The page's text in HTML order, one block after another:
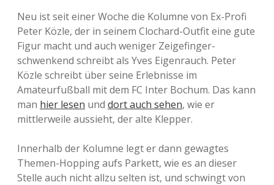
Neu ist seit einer Woche die Kolumne von Ex-Profi
Peter Közle, der in seinem Clochard-Outfit eine gute
Figur macht und auch weniger Zeigefinger-
schwenkend schreibt als Yves Eigenrauch. Peter
Közle schreibt über seine Erlebnisse im
Amateurfußball mit dem FC Inter Bochum. Das kann
man hier lesen und dort auch sehen, wie er
mittlerweile aussieht, der alte Klepper.
Innerhalb der Kolumne legt er dann gewagtes
Themen-Hopping aufs Parkett, wie es an dieser
Stelle auch nicht allzu selten ist, und schwingt von